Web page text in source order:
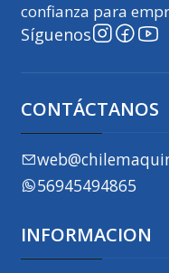
confianza para
Síguenos
CONTÁCTANOS
56945494865
INFORMACION